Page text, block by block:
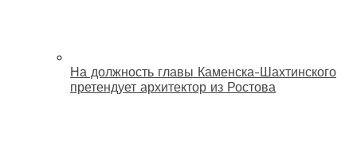
На должность главы Каменска-Шахтинского
претендует архитектор из Ростова